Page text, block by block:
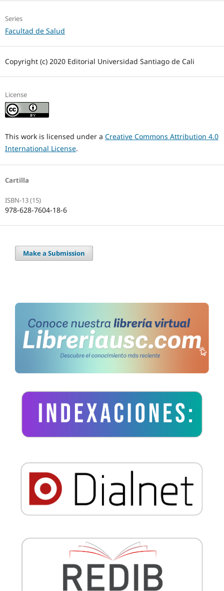
Series
Facultad de Salud
Copyright (c) 2020 Editorial Universidad Santiago de Cali
License
This work is licensed under a Creative Commons Attribution 4.0
International License.
Cartilla
ISBN-13 (15)
978-628-7604-18-6
Make a Submission